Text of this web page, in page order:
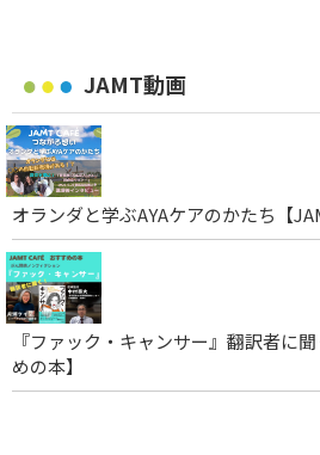
JAMT動画
オランダと学ぶAYAケアのかたち【
『ファック・キャンサー』翻訳者に
めの本】